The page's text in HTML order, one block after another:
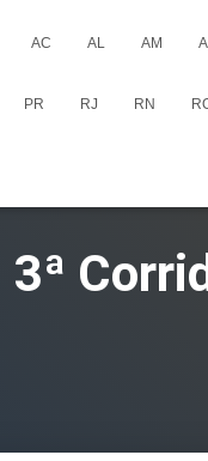
AC AL AM
PR RJ RN
3ª